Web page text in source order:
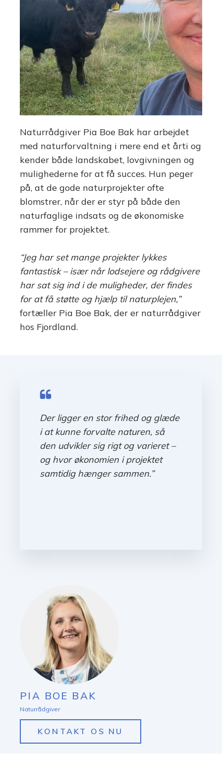
Naturrådgiver Pia Boe Bak har arbejdet
med naturforvaltning i mere end et årti og
kender både landskabet, lovgivningen og
mulighederne for at få succes. Hun peger
på, at de gode naturprojekter ofte
blomstrer, når der er styr på både den
naturfaglige indsats og de økonomiske
rammer for projektet.
“Jeg har set mange projekter lykkes
fantastisk – især når lodsejere og rådgivere
har sat sig ind i de muligheder, der findes
for at få støtte og hjælp til naturplejen,”
fortæller Pia Boe Bak, der er naturrådgiver
hos Fjordland.
Der ligger en stor frihed og glæde
i at kunne forvalte naturen, så
den udvikler sig rigt og varieret –
og hvor økonomien i projektet
samtidig hænger sammen.”
PIA BOE BAK
Naturrådgiver
KONTAKT OS NU